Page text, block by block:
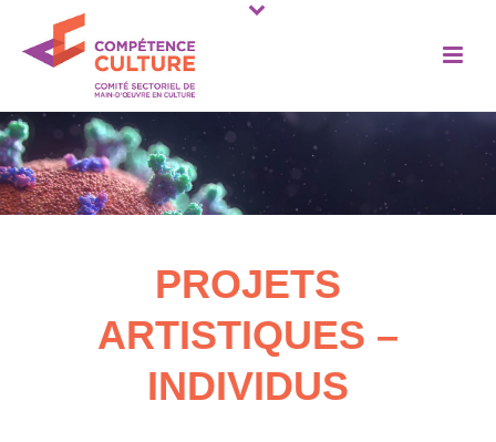
PROJETS
ARTISTIQUES –
INDIVIDUS